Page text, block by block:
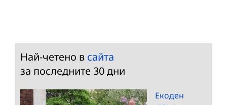
Най-четено в сайта
за последните 30 дни
Екоден